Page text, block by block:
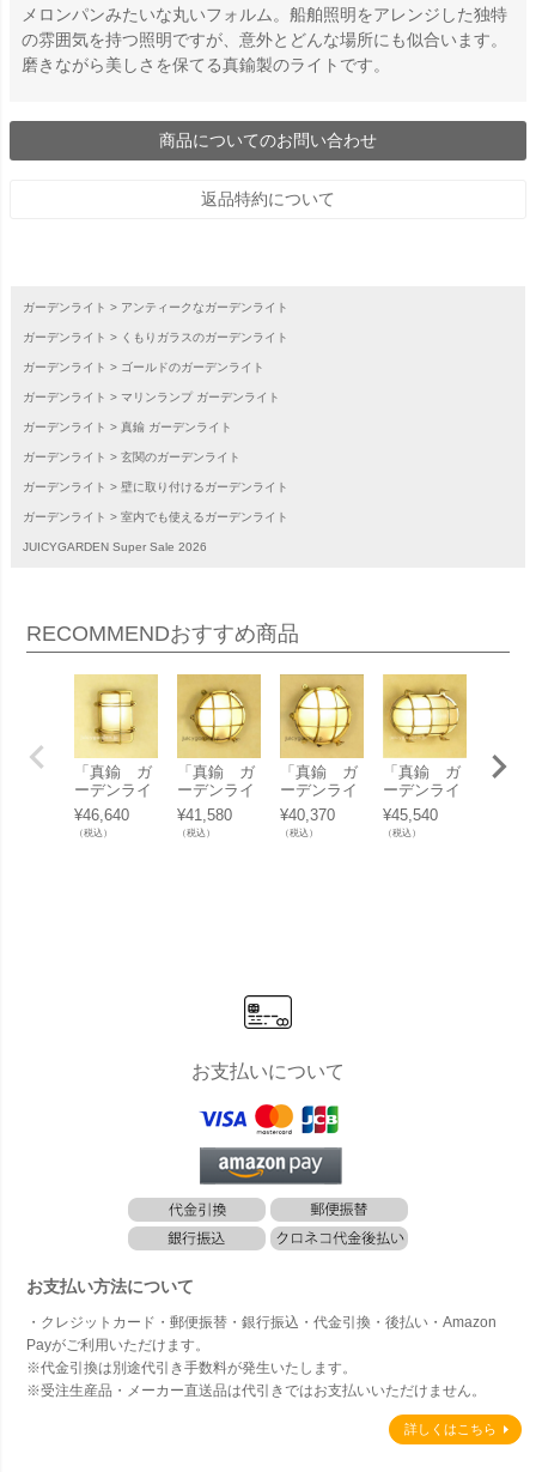
メロンパンみたいな丸いフォルム。船舶照明をアレンジした独特
の雰囲気を持つ照明ですが、意外とどんな場所にも似合います。
磨きながら美しさを保てる真鍮製のライトです。
商品についてのお問い合わせ
返品特約について
ガーデンライト アンティークなガーデンライト
ガーデンライト くもりガラスのガーデンライト
ガーデンライト ゴールドのガーデンライト
ガーデンライト マリンランプ ガーデンライト
ガーデンライト 真鍮 ガーデンライト
ガーデンライト 玄関のガーデンライト
ガーデンライト 壁に取り付けるガーデンライト
ガーデンライト 室内でも使えるガーデンライト
JUICYGARDEN Super Sale 2026
RECOMMENDおすすめ商品
「真鍮 ガ
ーデンライ
ト BH237
3FR LED」
¥46,640
（税込）
「真鍮 ガ
ーデンライ
ト BH203
0FR LED」
¥41,580
（税込）
「真鍮 ガ
ーデンライ
ト BH202
9FR LED」
¥40,370
（税込）
「真鍮 ガ
ーデンライ
ト BH203
4FR LED」
¥45,540
（税込）
「真
お支払いについて
お支払い方法について
・クレジットカード・郵便振替・銀行振込・代金引換・後払い・Amazon
Payがご利用いただけます。
※代金引換は別途代引き手数料が発生いたします。
※受注生産品・メーカー直送品は代引きではお支払いいただけません。
詳しくはこちら